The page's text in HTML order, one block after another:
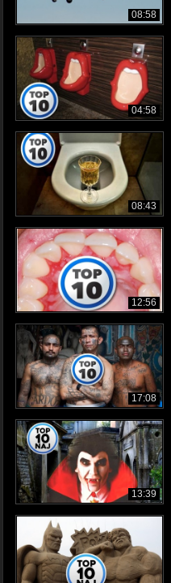
08:58
04:58
08:43
12:56
17:08
13:39